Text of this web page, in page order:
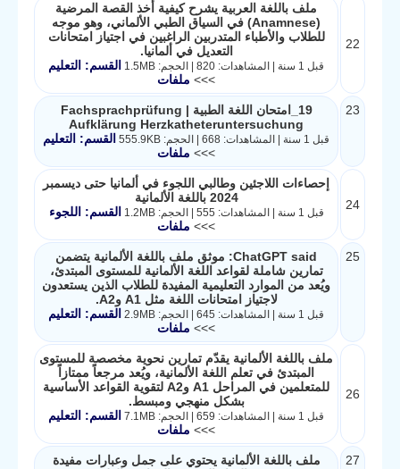
22
ملف باللغة العربية يشرح كيفية أخذ القصة المرضية
(Anamnese) في السياق الطبي الألماني، وهو موجه
للطلاب والأطباء المتدربين الراغبين في اجتياز امتحانات
التعديل في ألمانيا.
قبل 1 سنة | المشاهدات: 820 | الحجم: 1.5MB
القسم: التعليم
>>> ملفات
23
19_امتحان اللغة الطبية Fachsprachprüfung |
Aufklärung Herzkatheteruntersuchung
قبل 1 سنة | المشاهدات: 668 | الحجم: 555.9KB
القسم: التعليم
>>> ملفات
24
إحصاءات اللاجئين وطالبي اللجوء في ألمانيا حتى ديسمبر
2024 باللغة الألمانية
قبل 1 سنة | المشاهدات: 555 | الحجم: 1.2MB
القسم: اللجوء
>>> ملفات
25
ChatGPT said: موثق ملف باللغة الألمانية يتضمن
تمارين شاملة لقواعد اللغة الألمانية للمستوى المبتدئ،
ويُعد من الموارد التعليمية المفيدة للطلاب الذين يستعدون
لاجتياز امتحانات اللغة مثل A1 وA2.
قبل 1 سنة | المشاهدات: 645 | الحجم: 2.9MB
القسم: التعليم
>>> ملفات
26
ملف باللغة الألمانية يقدّم تمارين نحوية مخصصة للمستوى
المبتدئ في تعلم اللغة الألمانية، ويُعد مرجعاً ممتازاً
للمتعلمين في المراحل A1 وA2 لتقوية القواعد الأساسية
بشكل منهجي ومبسط.
قبل 1 سنة | المشاهدات: 659 | الحجم: 7.1MB
القسم: التعليم
>>> ملفات
27
ملف باللغة الألمانية يحتوي على جمل وعبارات مفيدة